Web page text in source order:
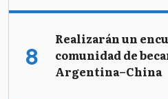
Realizarán un
comunidad de
Argentina–China